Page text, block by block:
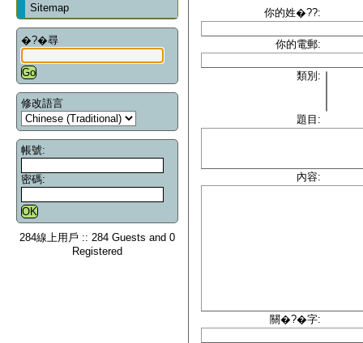
Sitemap
�?�尋
修改語言
帳號:
密碼:
284線上用戶 :: 284 Guests and 0
Registered
你的姓�??:
你的電郵:
類別:
題目:
內容:
關�?�字: